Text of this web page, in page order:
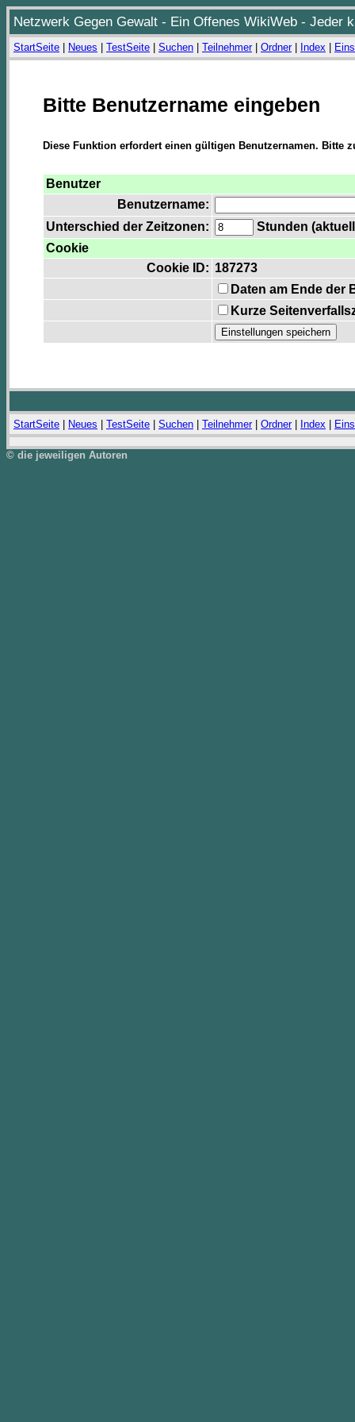
Netzwerk Gegen Gewalt - Ein Offenes WikiWeb - Jeder
StartSeite Neues TestSeite Suchen Teilnehmer| Ordner| Index
Bitte Benutzername eingeben
Diese Funktion erfordert einen gültigen Benutzernamen. Bitte
Benutzer
Benutzername:
Unterschied der Zeitzonen:
Stunden
Cookie
Cookie ID: 187273
Daten am Ende der
Kurze
StartSeite Neues TestSeite Suchen Teilnehmer| Ordner| Index
© die jeweiligen Autoren